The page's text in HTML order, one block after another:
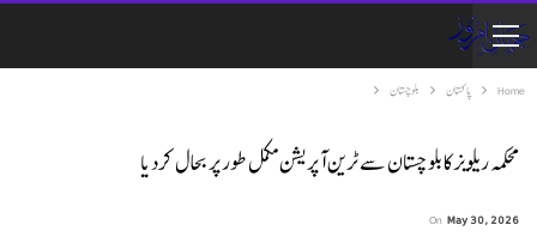
Home پاکستان بلوچستان
محکمہ ریلویز کا بلوچستان سے ٹرین آپریشن مکمل طور پر بحال کردیا
On May 30, 2026